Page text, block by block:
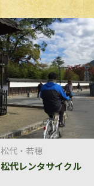
松代・若穂
松代レンタサイクル